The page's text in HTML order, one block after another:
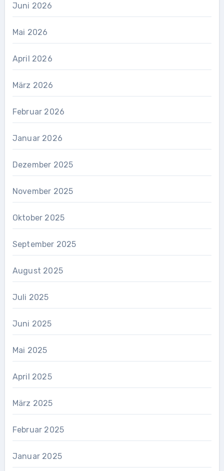
Juni 2026
Mai 2026
April 2026
März 2026
Februar 2026
Januar 2026
Dezember 2025
November 2025
Oktober 2025
September 2025
August 2025
Juli 2025
Juni 2025
Mai 2025
April 2025
März 2025
Februar 2025
Januar 2025